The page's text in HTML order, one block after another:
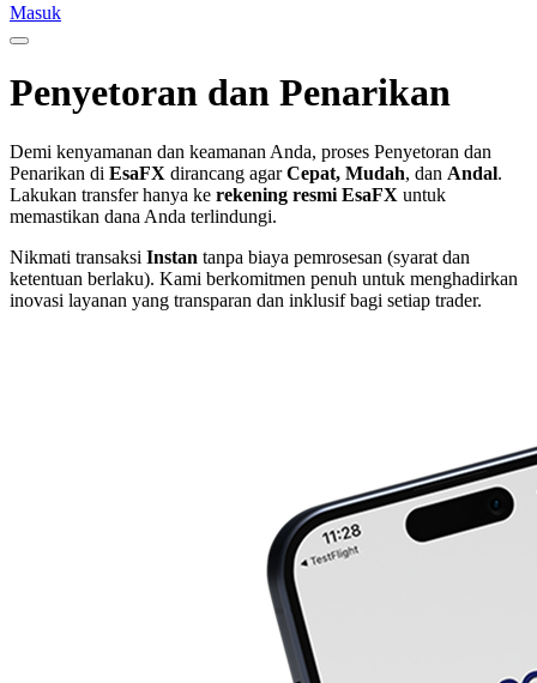
Masuk
Penyetoran dan Penarikan
Demi kenyamanan dan keamanan Anda, proses Penyetoran dan
Penarikan di EsaFX dirancang agarCepat, Mudah, dan Andal.
Lakukan transfer hanya ke rekening resmi EsaFX untuk
memastikan dana Anda terlindungi.
Nikmati transaksi Instan tanpa biaya pemrosesan (syarat dan
ketentuan berlaku). Kami berkomitmen penuh untuk menghadirkan
inovasi layanan yang transparan dan inklusif bagi setiap trader.